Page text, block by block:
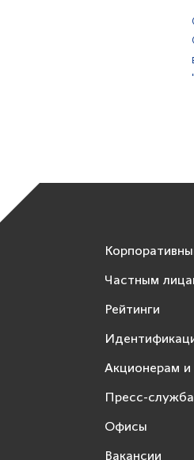
Частным
Рейтинги
Акционерам и
Пресс-служба
Офисы
Вакансии